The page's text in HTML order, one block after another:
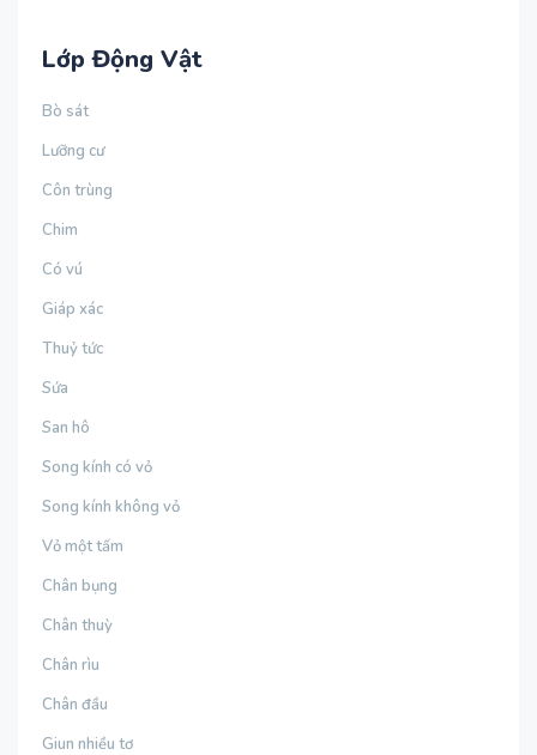
Lớp Động Vật
Bò sát
Lưỡng cư
Côn trùng
Chim
Có vú
Giáp xác
Thuỷ tức
Sứa
San hô
Song kính có vỏ
Song kính không vỏ
Vỏ một tấm
Chân bụng
Chân thuỳ
Chân rìu
Chân đầu
Giun nhiều tơ